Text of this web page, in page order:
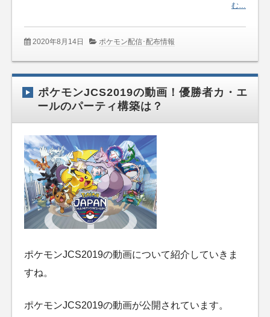
む…
2020年8月14日 ポケモン配信･配布情報
ポケモンJCS2019の動画！優勝者カ・エ
ールのパーティ構築は？
ポケモンJCS2019の動画について紹介していきま
すね。
ポケモンJCS2019の動画が公開されています。